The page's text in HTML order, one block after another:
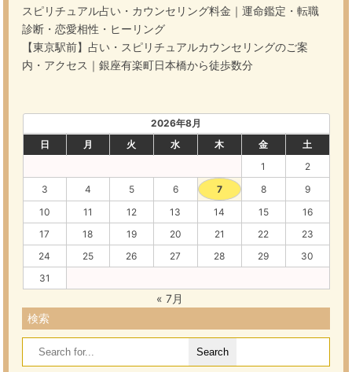
スピリチュアル占い・カウンセリング料金｜運命鑑定・転職
診断・恋愛相性・ヒーリング
【東京駅前】占い・スピリチュアルカウンセリングのご案
内・アクセス｜銀座有楽町日本橋から徒歩数分
2026年8月
日
月 火 水 木 金
土
1
2
3
4 5 6 7 8
9
10
11 12 13 14 15
16
17
18 19 20 21 22
23
24
25 26 27 28 29
30
31
« 7月
検索
Search
for: